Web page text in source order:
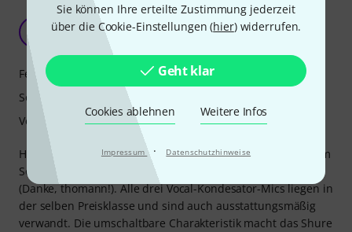
Sie können Ihre erteilte Zustimmung jederzeit
über die Cookie-Einstellungen (hier) widerrufen.
Geht klar
Cookies ablehnen Weitere Infos
Impressum · Datenschutzhinweise
Okayes Kondersator-Vocal-Mic
Hatte die Gelegenheit, das Shure ksm 9 zusammen mit dem
Sennheiser E 965 und dem Neumann KMS 105 zu testen
(Danke, thomann!). Alle drei Vocal-Kondesator-Mics liegen in
der selben Preisklasse und sind auch ausstattungsmäßig
verwandt. Die umschaltbare Charakteristik macht das Shure
Features
Sound
Verarbeitung